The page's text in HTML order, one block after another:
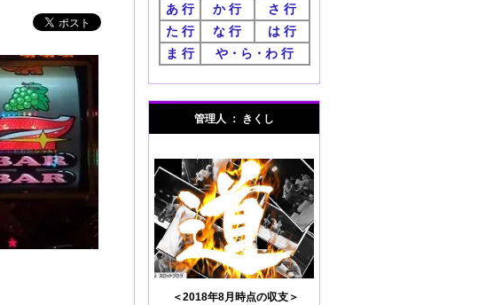
あ 行
か 行
さ 行
た 行
な 行
は 行
ま 行
や・ら・わ 行
管理人 ： きくし
＜2018年8月時点の収支＞